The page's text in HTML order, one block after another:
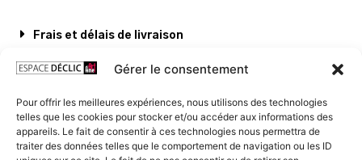
Gérer le consentement
Pour offrir les meilleures expériences, nous utilisons des technologies
telles que les cookies pour stocker et/ou accéder aux informations des
appareils. Le fait de consentir à ces technologies nous permettra de
traiter des données telles que le comportement de navigation ou les ID
Frais et délais de livraison
Voir les œuvres de l’artiste